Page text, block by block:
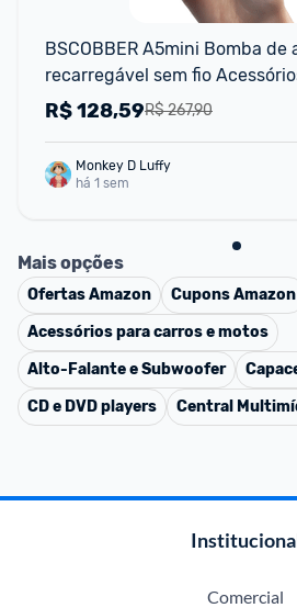
BSCOBBER A5mini Bomba de
recarregável sem fio
bicicleta Inflador de pneus
R$ 267,90
R$128,59
Monkey D Luffy
há 1 sem
Mais opções
OfertasAmazon CuponsAmazon
Acessórios para carros e motos
Alto-Falante e Subwoofer
CD e DVD players
Central
Comercial